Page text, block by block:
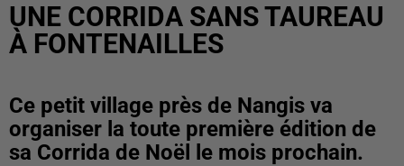
UNE CORRIDA SANS TAUREAU
À FONTENAILLES
Ce petit village près de Nangis va
organiser la toute première édition de
sa Corrida de Noël le mois prochain.